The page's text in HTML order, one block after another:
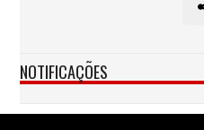
NOTIFICAÇÕES